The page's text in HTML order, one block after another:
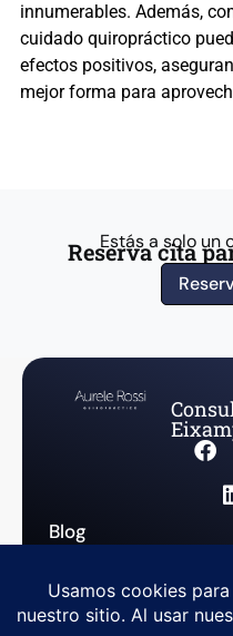
innumerables. Además,
cuidado quiropráctico
efectos positivos,
mejor forma para
Estás a solo un
Reserva cita
Blog